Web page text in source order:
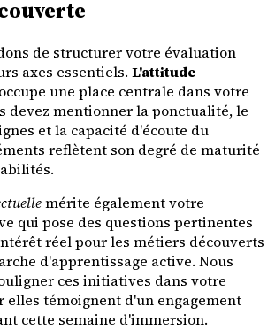
de structurer votre évaluation
axes essentiels. L'attitude
occupe une place centrale dans votre
devez mentionner la ponctualité, le
et la capacité d'écoute du
reflètent son degré de maturité
mérite également votre
qui pose des questions pertinentes
réel pour les métiers découverts
d'apprentissage active. Nous
ces initiatives dans votre
elles témoignent d'un engagement
cette semaine d'immersion.